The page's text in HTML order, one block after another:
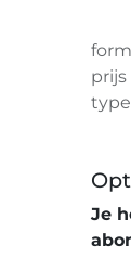
prijs
type
Je